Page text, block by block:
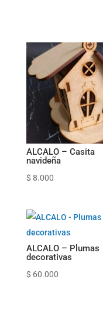
ALCALO – Casita
navideña
$ 8.000
ALCALO – Plumas
decorativas
$ 60.000